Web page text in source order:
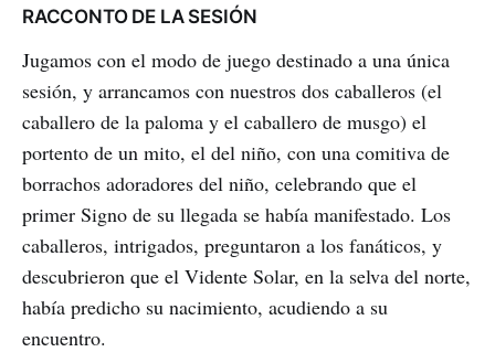
RACCONTO DE LA SESIÓN
Jugamos con el modo de juego destinado a una única
sesión, y arrancamos con nuestros dos caballeros (el
caballero de la paloma y el caballero de musgo) el
portento de un mito, el del niño, con una comitiva de
borrachos adoradores del niño, celebrando que el
primer Signo de su llegada se había manifestado. Los
caballeros, intrigados, preguntaron a los fanáticos, y
descubrieron que el Vidente Solar, en la selva del norte,
había predicho su nacimiento, acudiendo a su
encuentro.